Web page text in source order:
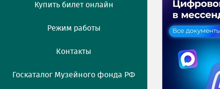
Купить билет онлайн
Режим работы
Контакты
Госкаталог Музейного фонда РФ